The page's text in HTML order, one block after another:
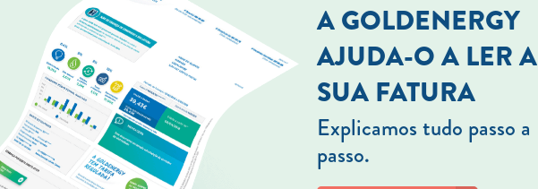
A GOLDENERGY
AJUDA-O A LER A
SUA FATURA
Explicamos tudo passo a
passo.